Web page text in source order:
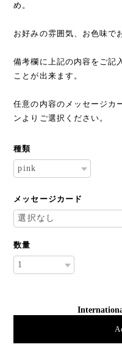
め。
お好みの雰囲気、お色味で
備考欄に上記の内容をご記
ことが出来ます。
任意の内容のメッセージカ
ンよりご選択ください。
種類
メッセージカード
数量